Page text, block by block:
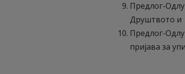
Предлог-
Друштвото и
Предлог-
пријава за